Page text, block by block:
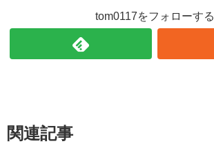
tom0117をフォローする
関連記事